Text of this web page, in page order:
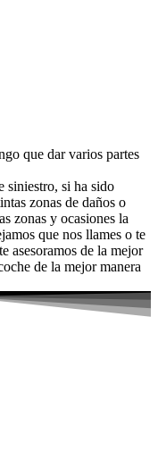
que dar varios partes
siniestro, si ha sido
zonas de daños o
zonas y ocasiones la
que nos llames o te
asesoramos de la mejor
de la mejor manera